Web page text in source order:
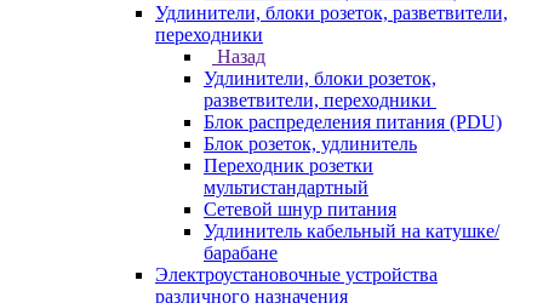
Удлинители, блоки розеток, разветвители,
переходники
Назад
Удлинители, блоки розеток,
разветвители, переходники
Блок распределения питания (PDU)
Блок розеток, удлинитель
Переходник розетки
мультистандартный
Сетевой шнур питания
Удлинитель кабельный на катушке/
барабане
Электроустановочные устройства
различного назначения